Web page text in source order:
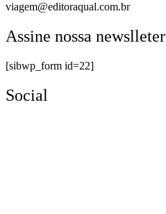
viagem@editoraqual.com.br
Assine nossa newslleter
[sibwp_form id=22]
Social